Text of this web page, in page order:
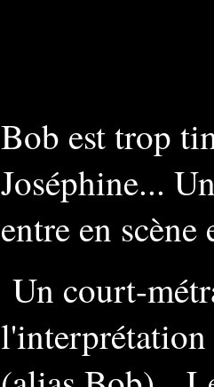
Bob est trop
Joséphine...
entre en
Un court-
l'interprétation